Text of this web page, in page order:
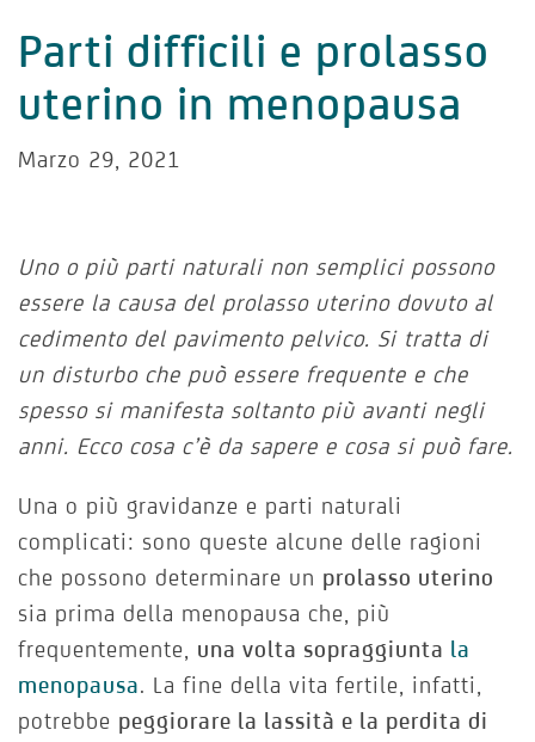
Parti difficili e prolasso
uterino in menopausa
Marzo 29, 2021
Uno o più parti naturali non semplici possono
essere la causa del prolasso uterino dovuto al
cedimento del pavimento pelvico. Si tratta di
un disturbo che può essere frequente e che
spesso si manifesta soltanto più avanti negli
anni. Ecco cosa c’è da sapere e cosa si può fare.
Una o più gravidanze e parti naturali
complicati: sono queste alcune delle ragioni
che possono determinare un prolasso uterino
sia prima della menopausa che, più
frequentemente, una volta sopraggiunta la
menopausa. La fine della vita fertile, infatti,
potrebbe peggiorare la lassità e la perdita di